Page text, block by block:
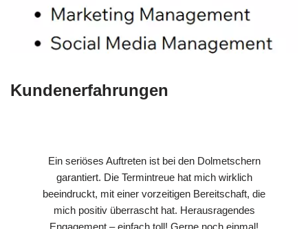
Kundenerfahrungen
Ein seriöses Auftreten ist bei den Dolmetschern
garantiert. Die Termintreue hat mich wirklich
beeindruckt, mit einer vorzeitigen Bereitschaft, die
mich positiv überrascht hat. Herausragendes
Engagement – einfach toll! Gerne noch einmal!